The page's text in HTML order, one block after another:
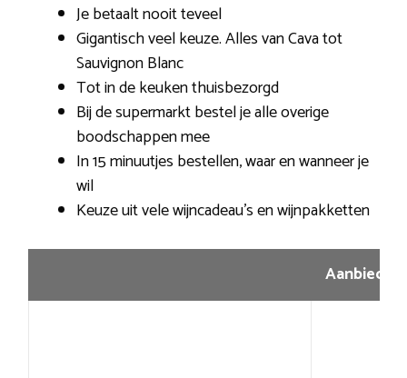
Je betaalt nooit teveel
Gigantisch veel keuze. Alles van Cava tot
Sauvignon Blanc
Tot in de keuken thuisbezorgd
Bij de supermarkt bestel je alle overige
boodschappen mee
In 15 minuutjes bestellen, waar en wanneer je
wil
Keuze uit vele wijncadeau’s en wijnpakketten